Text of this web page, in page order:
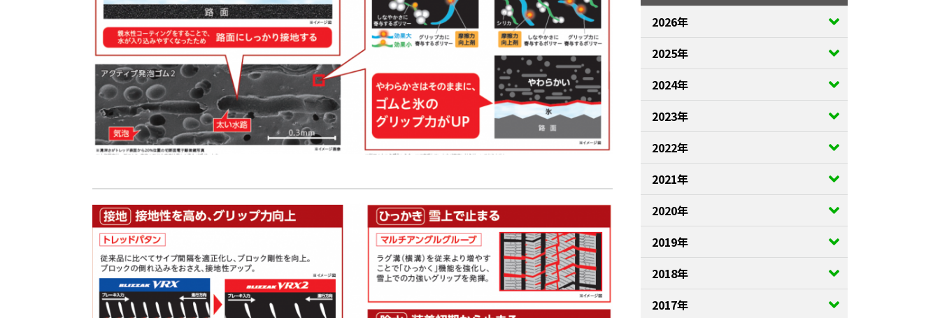
2026年
2025年
2024年
2023年
2022年
2021年
2020年
2019年
2018年
2017年